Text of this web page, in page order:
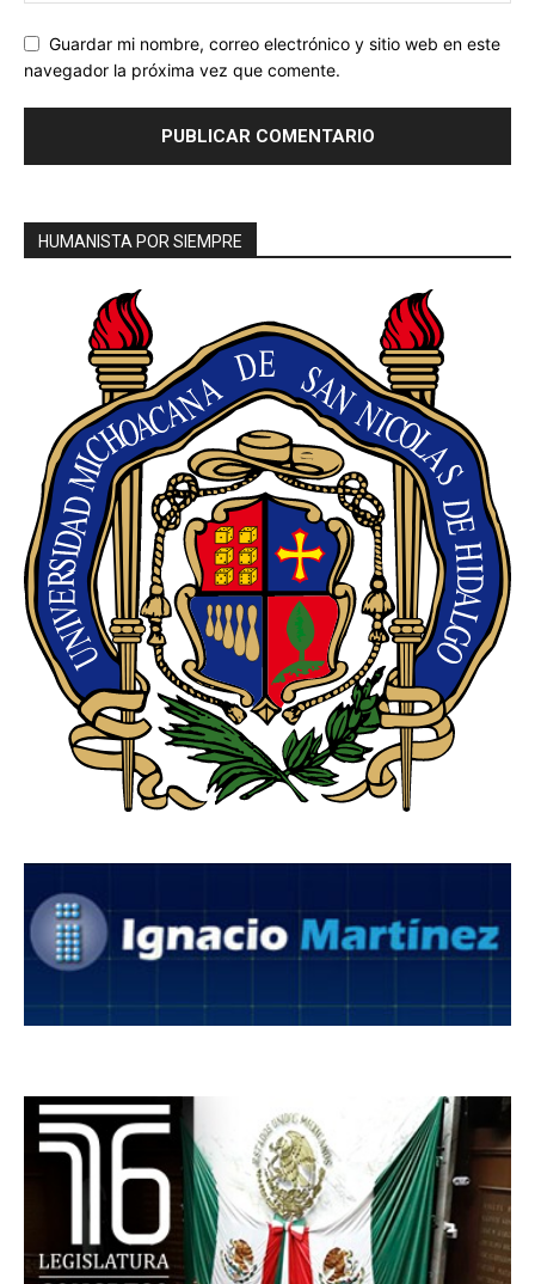
Guardar mi nombre, correo electrónico y sitio web en este
navegador la próxima vez que comente.
HUMANISTA POR SIEMPRE